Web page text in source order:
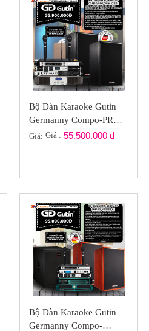
Bộ Dàn Karaoke Gutin
Germanny Compo-PRO
GM2023-S01
Giá: Giá : 55.500.000 đ
Bộ Dàn Karaoke Gutin
Germanny Compo-